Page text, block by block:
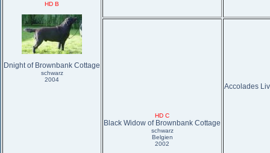
HD B
Dnight of Brownbank Cottage
schwarz
2004
HD C
Black Widow of Brownbank Cottage
schwarz
Belgien
2002
Accolades